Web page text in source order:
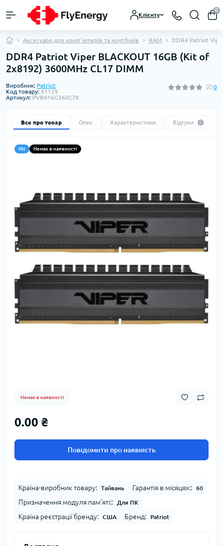
Клієнту
0
Аксесуари для компʼютерів та ноутбуків RAM DDR4 Patriot
DDR4 Patriot Viper BLACKOUT 16GB (Kit of
2x8192) 3600MHz CL17 DIMM
Виробник: Patriot
Код товару: 81129
Артикул: PVB416G360C7K
0
Все про товар Опис Характеристики Відгуки 0
Hit Немає в наявності
Немає в наявності
0.00 ₴
Повідомити про наявність
Країна-виробник товару: Тайвань Гарантія в місяцях:: 60
Призначення модуля пам’яті:: Для ПК
Країна реєстрації бренду: США Бренд: Patriot